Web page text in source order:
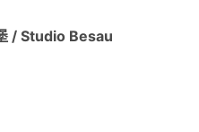
/ Studio Besau